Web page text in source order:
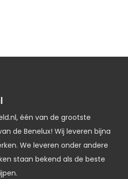
één van de grootste
de Benelux! Wij leveren bijna
We leveren onder andere
staan bekend als de beste